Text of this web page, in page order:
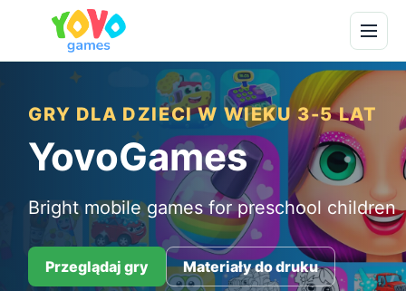
GRY DLA DZIECI W WIEKU 3-5 LAT
YovoGames
Bright mobile games for preschool children
Przeglądaj gry Materiały do druku